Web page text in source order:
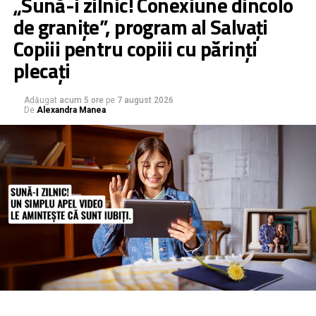
de granițe”, program al Salvați
Copiii pentru copiii cu părinți
plecați
Adăugat acum 5 ore pe 7 august 2026
De Alexandra Manea